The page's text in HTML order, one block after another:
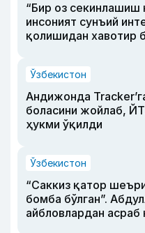
“Бир оз секинлашиш
инсоният сунъий
қолишидан хавотир
Ўзбекистон
Андижонда
боласини жойлаб,
ҳукми ўқилди
Ўзбекистон
“Саккиз қатор
бомба бўлган”.
айбловлардан асраб